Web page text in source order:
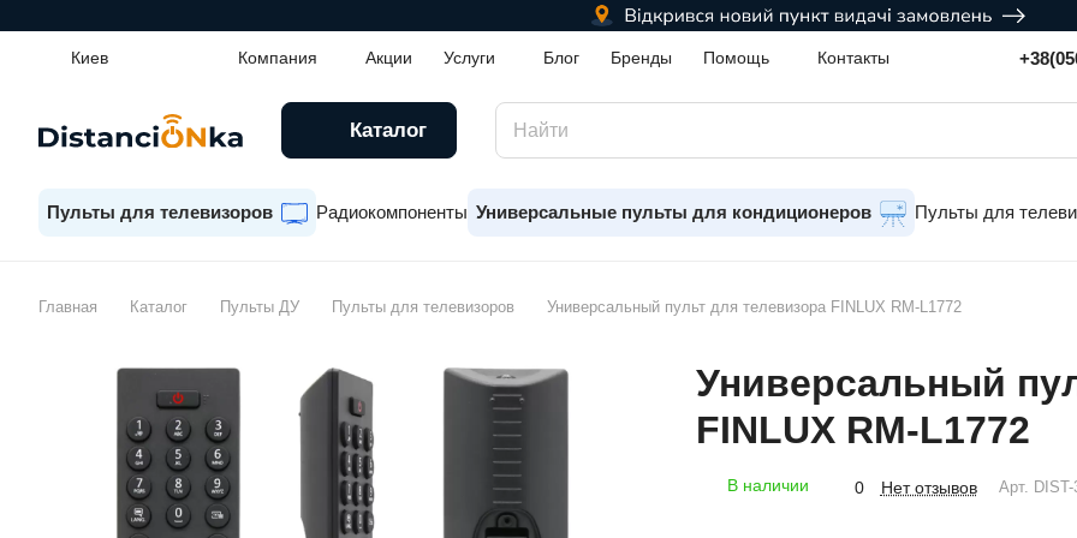
Киев Компания Акции Услуги Блог Бренды Помощь Контакты
Каталог
Пульты для телевизоров Радиокомпоненты Универсальные пульты для кондиционеров Пульты для
Главная Каталог Пульты ДУ Пульты для телевизоров Универсальный пульт для телевизора FINLUX RM-L1772
Универсальный
FINLUX RM-L1772
В наличии 0 Нет отзывов Арт.